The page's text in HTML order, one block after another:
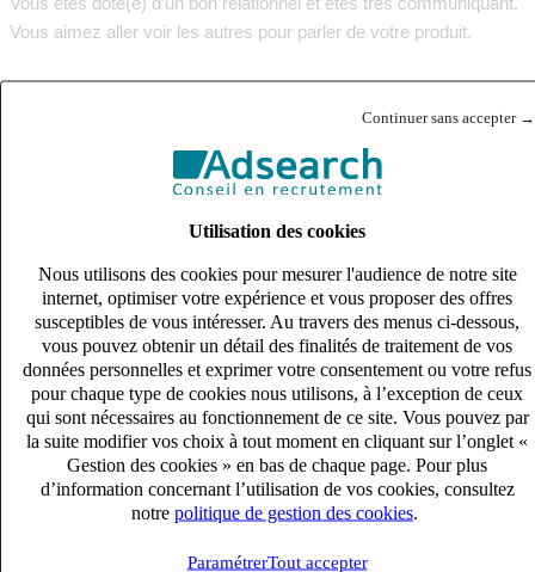
Continuer sans accepter →
Utilisation des cookies
Nous utilisons des cookies pour mesurer l'audience de notre site
internet, optimiser votre expérience et vous proposer des offres
susceptibles de vous intéresser. Au travers des menus ci-dessous,
vous pouvez obtenir un détail des finalités de traitement de vos
données personnelles et exprimer votre consentement ou votre refus
pour chaque type de cookies nous utilisons, à l’exception de ceux
qui sont nécessaires au fonctionnement de ce site. Vous pouvez par
la suite modifier vos choix à tout moment en cliquant sur l’onglet «
Gestion des cookies » en bas de chaque page. Pour plus
d’information concernant l’utilisation de vos cookies, consultez
notre politique de gestion des cookies
ParamétrerTout accepter
Vous aimez aller voir les autres pour parler de votre produit.
Vous avez de l’expérience au sein d’une PME.
Vous avez un très bon Anglais vous permettant d’échanger
oralement avec des clients étrangers.
Enfin, vous possédez le permis de conduire vous permettant
process de recrutement:
1er échange avec Adsearch
Puis entretien chez le client avec RH et DG
Si positif: rencontre avec les équipes et chefs de projet
Publié le27/05/2026